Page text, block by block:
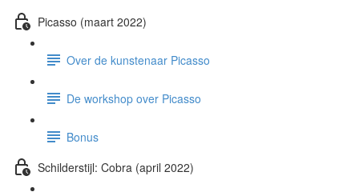
Picasso (maart 2022)
Over de kunstenaar Picasso
De workshop over Picasso
Bonus
Schilderstijl: Cobra (april 2022)